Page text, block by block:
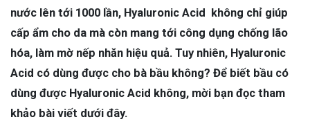
nước lên tới 1000 lần, Hyaluronic Acid không chỉ giúp
cấp ẩm cho da mà còn mang tới công dụng chống lão
hóa, làm mờ nếp nhăn hiệu quả. Tuy nhiên, Hyaluronic
Acid có dùng được cho bà bầu không? Để biết bầu có
dùng được Hyaluronic Acid không, mời bạn đọc tham
khảo bài viết dưới đây.